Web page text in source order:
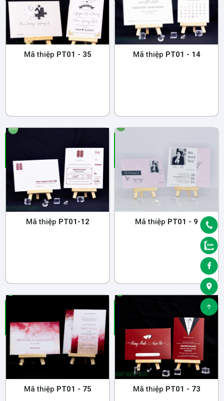
Mã thiệp PT01 - 35 Mã thiệp PT01 - 14
Mã thiệp PT01-12 Mã thiệp PT01 - 9
Mã thiệp PT01 - 75 Mã thiệp PT01 - 73